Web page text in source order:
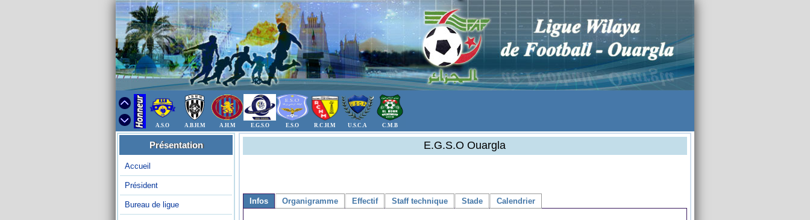
A.S.O A.B.H.M A.H.M E.G.S.O E.S.O R.C.H.M U.S.C.A C.M.B
Présentation
Accueil
Président
Bureau de ligue
E.G.S.O Ouargla
Infos Organigramme Effectif Staff technique Stade Calendrier